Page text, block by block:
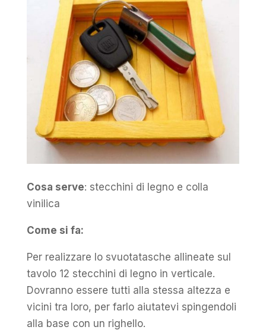
Cosa serve: stecchini di legno e colla
vinilica
Come si fa:
Per realizzare lo svuotatasche allineate sul
tavolo 12 stecchini di legno in verticale.
Dovranno essere tutti alla stessa altezza e
vicini tra loro, per farlo aiutatevi spingendoli
alla base con un righello.